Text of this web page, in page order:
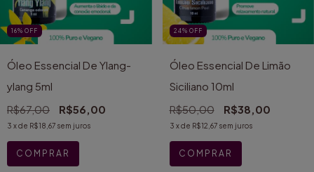
16% OFF
Óleo Essencial De Ylang-
ylang 5ml
R$67,00
R$56,00
3 x de R$18,67 sem juros
24% OFF
Óleo Essencial De Limão
Siciliano 10ml
R$50,00
R$38,00
3 x de R$12,67 sem juros